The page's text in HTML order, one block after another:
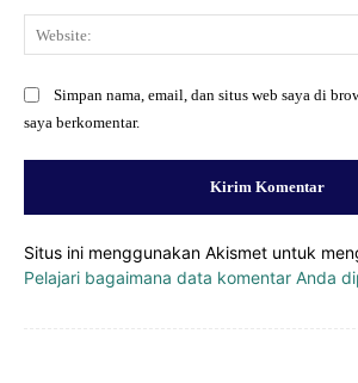
Simpan nama, email, dan situs web saya di
saya berkomentar.
Situs ini menggunakan Akismet untuk
Pelajari bagaimana data komentar Anda